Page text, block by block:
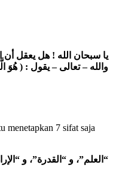
يا سبحان الله ! هل يعقل أن
والله –تعالى – يقول : ( هُوَ
menetapkan 7 sifat saja
“العلم”، و “القدرة”، و “